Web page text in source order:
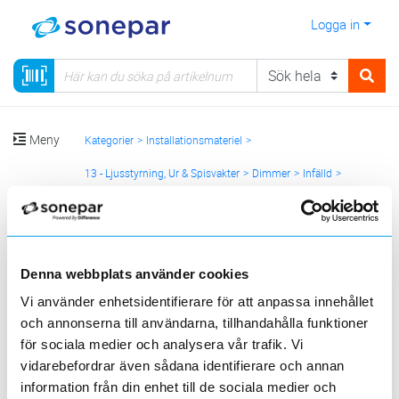
Denna webbplats använder cookies
Vi använder enhetsidentifierare för att anpassa innehållet
och annonserna till användarna, tillhandahålla funktioner
för sociala medier och analysera vår trafik. Vi
vidarebefordrar även sådana identifierare och annan
information från din enhet till de sociala medier och
Logga in
Meny Kategorier Installationsmateriel
13 - Ljusstyrning, Ur & Spisvakter Dimmer Infälld
Induktiv belastning
Sortera
Sida < 1 > Per sida 20 50 100 200
Produktlinjer